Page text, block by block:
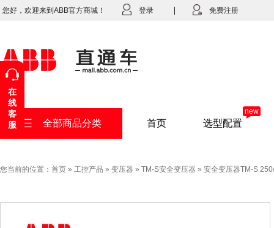
您好，欢迎来到ABB官方商城！ 登录 免费注册
全部商品分类 首页 选型配置
new
您当前的位置： 首页 » 工控产品 » 变压器 » TM-S安全变压器 » 安全变压器TM-S
在
线
客
服